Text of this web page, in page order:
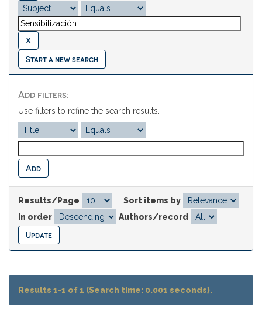
Start a new search
Add filters:
Use filters to refine the search results.
Results/Page
Sort items by
In order
Authors/record
Results 1-1 of 1 (Search time: 0.001 seconds).